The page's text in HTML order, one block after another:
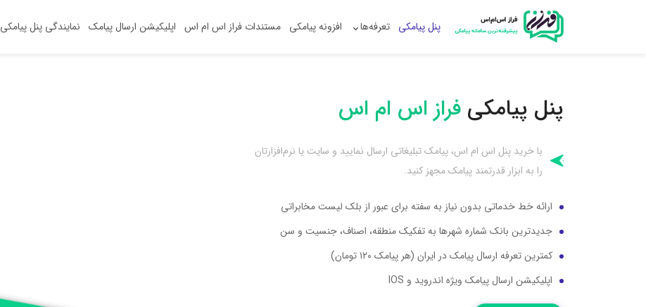
پنل پیامکی تعرفه‌ها افزونه‌ پیامکی مستندات فراز اس ام اس اپلیکیشن‌ ارسال پیامک نمایندگی پنل پیامکی
پنل پیامکی فراز اس‌‌ ام‌‌ اس
با خرید پنل اس ام اس، پیامک تبلیغاتی ارسال نمایید و سایت یا نرم‌افزارتان
را به ابزار قدرتمند پیامک مجهز کنید.
ارائه خط خدماتی بدون نیاز به سفته برای عبور از بلک لیست مخابراتی
جدیدترین بانک شماره شهرها به تفکیک منطقه، اصناف، جنسیت و سن
کمترین تعرفه ارسال پیامک در ایران (هر پیامک ۱۲۰ تومان)
اپلیکیشن ارسال پیامک ویژه اندروید و IOS
گراد (پوشاک) %۳۰تا۵۰%
تخفیف و هدیه
کاربر گرامی پیامک شما